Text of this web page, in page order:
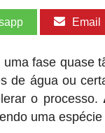
Email
fase quase
de água ou
o processo.
uma